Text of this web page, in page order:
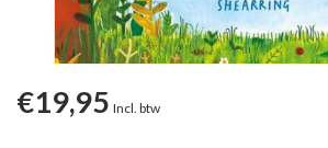
€19,95 Incl. btw